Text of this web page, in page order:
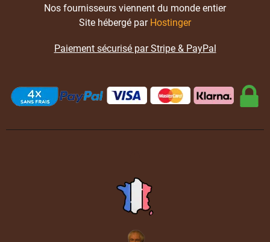
Nos fournisseurs viennent du monde entier
Site hébergé par Hostinger
Paiement sécurisé par Stripe & PayPal